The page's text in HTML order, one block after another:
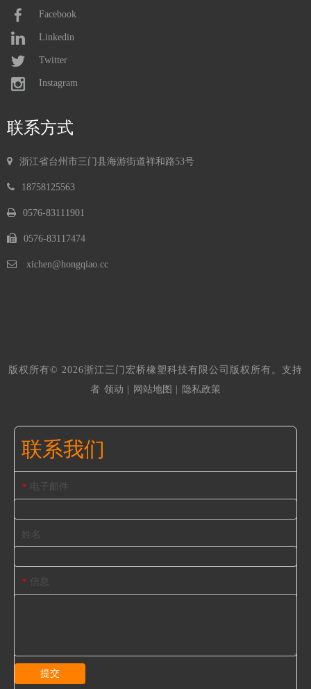
Facebook
Linkedin
Twitter
Instagram
联系方式
浙江省台州市三门县海游街道祥和路53号
18758125563
 0576-83111901
0576-83117474
 xichen@hongqiao.cc
版权所有© 2026浙江三门宏桥橡塑科技有限公司版权所有。支持
者 领动 | 网站地图 | 隐私政策
联系我们
* 电子邮件
姓名
* 信息
提交